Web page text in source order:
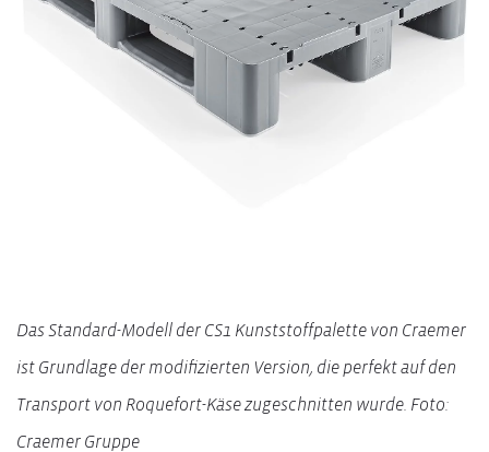
Das Standard-Modell der CS1 Kunststoffpalette von Craemer
ist Grundlage der modifizierten Version, die perfekt auf den
Transport von Roquefort-Käse zugeschnitten wurde. Foto:
Craemer Gruppe